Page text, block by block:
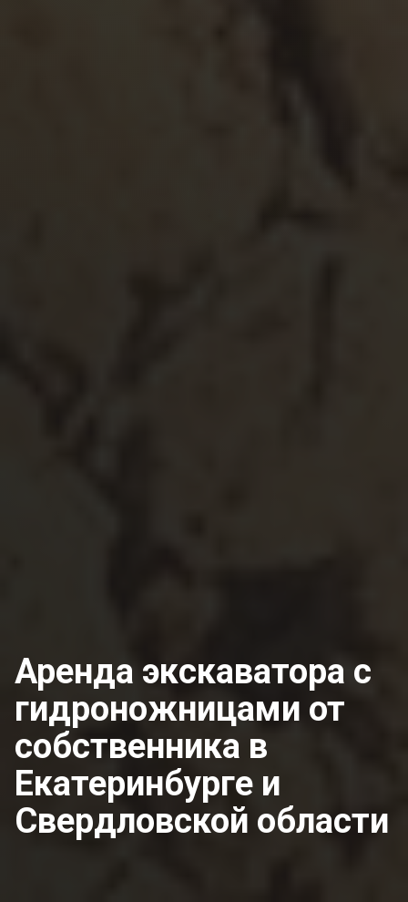
Аренда экскаватора с
гидроножницами от
собственника в
Екатеринбурге и
Свердловской области